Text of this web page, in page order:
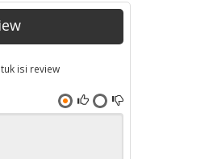
isi review